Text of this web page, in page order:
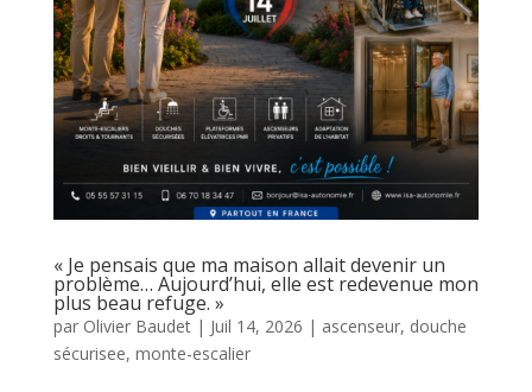
« Je pensais que ma maison allait devenir un
problème… Aujourd’hui, elle est redevenue mon
plus beau refuge. »
par Olivier Baudet| Juil 14, 2026 | ascenseur, douche
sécurisee, monte-escalier